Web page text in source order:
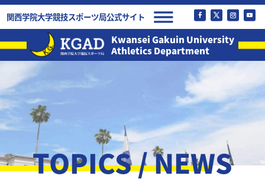
関西学院大学競技スポーツ局公式サイト
Kwansei Gakuin University
Athletics Department
TOPICS / NEWS